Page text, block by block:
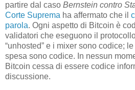
partire dal caso Bernstein contro
Corte Suprema ha affermato che il
parola. Ogni aspetto di Bitcoin è
validatori che eseguono il
“unhosted” e i mixer sono codice;
spesa sono codice. In nessun
Bitcoin cessa di essere codice
discussione.